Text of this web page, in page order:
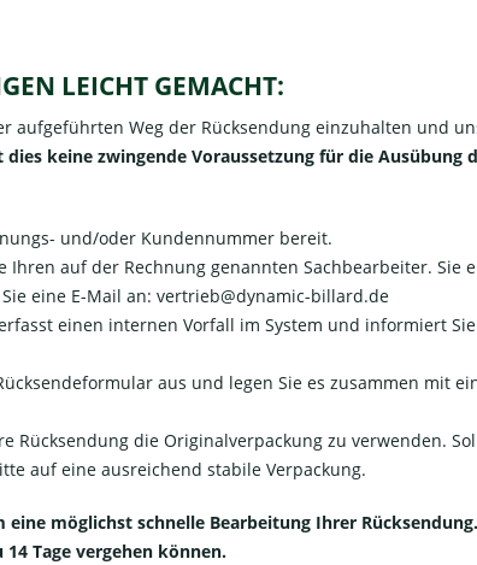
LEICHT GEMACHT:
aufgeführten Weg der Rücksendung einzuhalten und
keine zwingende Voraussetzung für die
und/oder Kundennummer bereit.
Ihren auf der Rechnung genannten Sachbearbeiter. Sie
eine E-Mail an: vertrieb@dynamic-billard.de
einen internen Vorfall im System und informiert
aus und legen Sie es zusammen mit
Rücksendung die Originalverpackung zu verwenden.
auf eine ausreichend stabile Verpackung.
eine möglichst schnelle Bearbeitung Ihrer
Tage vergehen können.